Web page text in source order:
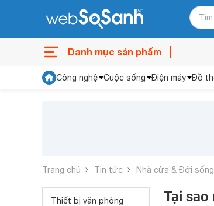
Danh mục sản phẩm
Công nghệ Cuộc sống Điện máy Đồ
Trang chủ Tin tức Nhà cửa & Đời sống
Thiết bị văn phòng
Tại sao